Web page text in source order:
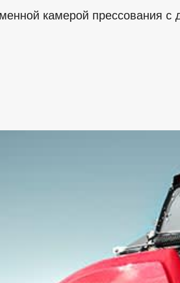
камерой прессования с